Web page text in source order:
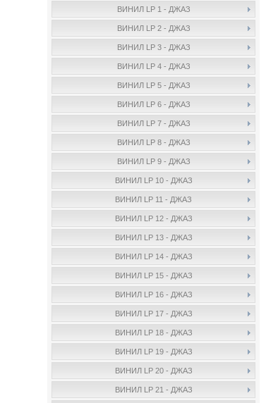
ВИНИЛ LP 1 - ДЖАЗ
ВИНИЛ LP 2 - ДЖАЗ
ВИНИЛ LP 3 - ДЖАЗ
ВИНИЛ LP 4 - ДЖАЗ
ВИНИЛ LP 5 - ДЖАЗ
ВИНИЛ LP 6 - ДЖАЗ
ВИНИЛ LP 7 - ДЖАЗ
ВИНИЛ LP 8 - ДЖАЗ
ВИНИЛ LP 9 - ДЖАЗ
ВИНИЛ LP 10 - ДЖАЗ
ВИНИЛ LP 11 - ДЖАЗ
ВИНИЛ LP 12 - ДЖАЗ
ВИНИЛ LP 13 - ДЖАЗ
ВИНИЛ LP 14 - ДЖАЗ
ВИНИЛ LP 15 - ДЖАЗ
ВИНИЛ LP 16 - ДЖАЗ
ВИНИЛ LP 17 - ДЖАЗ
ВИНИЛ LP 18 - ДЖАЗ
ВИНИЛ LP 19 - ДЖАЗ
ВИНИЛ LP 20 - ДЖАЗ
ВИНИЛ LP 21 - ДЖАЗ